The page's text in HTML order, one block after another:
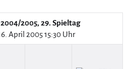
2005, 29. Spieltag
April 2005 15:30 Uhr